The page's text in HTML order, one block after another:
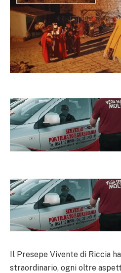
Il Presepe Vivente di Riccia
straordinario, ogni oltre